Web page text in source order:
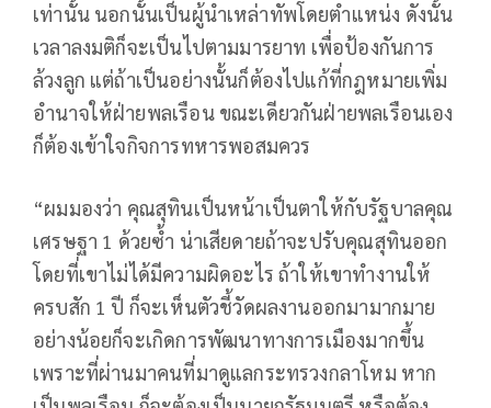
เท่านั้น นอกนั้นเป็นผู้นำเหล่าทัพโดยตำแหน่ง ดังนั้น
เวลาลงมติก็จะเป็นไปตามมารยาท เพื่อป้องกันการ
ล้วงลูก แต่ถ้าเป็นอย่างนั้นก็ต้องไปแก้ที่กฎหมายเพิ่ม
อำนาจให้ฝ่ายพลเรือน ขณะเดียวกันฝ่ายพลเรือนเอง
ก็ต้องเข้าใจกิจการทหารพอสมควร
“ผมมองว่า คุณสุทินเป็นหน้าเป็นตาให้กับรัฐบาลคุณ
เศรษฐา 1 ด้วยซ้ำ น่าเสียดายถ้าจะปรับคุณสุทินออก
โดยที่เขาไม่ได้มีความผิดอะไร ถ้าให้เขาทำงานให้
ครบสัก 1 ปี ก็จะเห็นตัวชี้วัดผลงานออกมามากมาย
อย่างน้อยก็จะเกิดการพัฒนาทางการเมืองมากขึ้น
เพราะที่ผ่านมาคนที่มาดูแลกระทรวงกลาโหม หาก